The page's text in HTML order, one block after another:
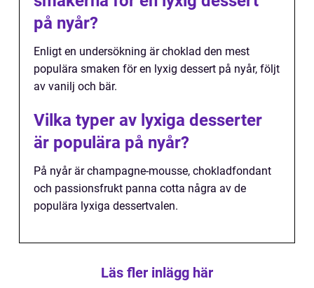
på nyår?
Enligt en undersökning är choklad den mest
populära smaken för en lyxig dessert på nyår, följt
av vanilj och bär.
Vilka typer av lyxiga desserter
är populära på nyår?
På nyår är champagne-mousse, chokladfondant
och passionsfrukt panna cotta några av de
populära lyxiga dessertvalen.
Läs fler inlägg här